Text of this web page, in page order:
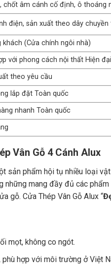
chốt âm cánh cố định, ô thoáng
điện, sản xuất theo dây
khách (Cửa chính ngôi nhà)
với phong cách nội thất Hiện
theo yêu cầu
lắp đặt Toàn quốc
nhanh Toàn quốc
Vân Gỗ 4 Cánh Alux
sản phẩm hội tụ nhiều loại
những mang đầy đủ các
gỗ. Cửa Thép Vân Gỗ Alux “
mọt, không co ngót.
phù hợp với môi trường ở Việt